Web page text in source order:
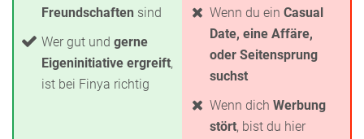
Freundschaften sind
Wer gut und gerne
Eigeninitiative ergreift,
ist bei Finya richtig
Wenn du ein Casual
Date, eine Affäre,
oder Seitensprung
suchst
Wenn dich Werbung
stört, bist du hier